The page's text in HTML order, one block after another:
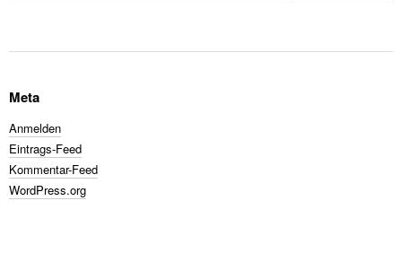
Meta
Anmelden
Eintrags-Feed
Kommentar-Feed
WordPress.org